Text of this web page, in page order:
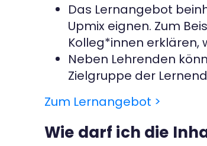
Das Lernangebot
Upmix eignen. Zum
Kolleg*innen erklären,
Neben Lehrenden
Zielgruppe der
Zum Lernangebot >
Wie darf ich die